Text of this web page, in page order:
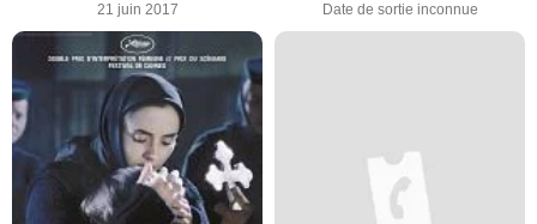
21 juin 2017 Date de sortie inconnue